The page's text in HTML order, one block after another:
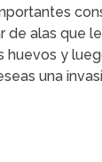
de alas que
y
una